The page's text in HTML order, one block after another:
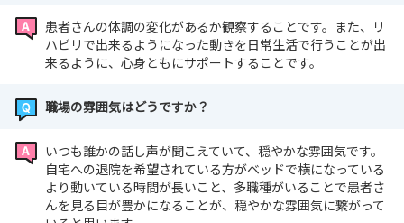
い。
1．病院の概要説明
※ユカリアタッチ（電子ピクトグラム）体験もできます
･･━━･･━━･･━━･･━━･･
【いつでもどこでも気軽に視聴可 WEB説明会】
患者さんの体調の変化があるか観察することです。また、リ
ハビリで出来るようになった動きを日常生活で行うことが出
来るように、心身ともにサポートすることです。
職場の雰囲気はどうですか？
いつも誰かの話し声が聞こえていて、穏やかな雰囲気です。
自宅への退院を希望されている方がベッドで横になっている
より動いている時間が長いこと、多職種がいることで患者さ
んを見る目が豊かになることが、穏やかな雰囲気に繋がって